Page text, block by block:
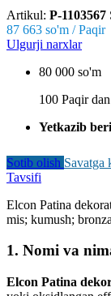
Artikul: P-1103567
87 663 so'm / Paqir
Ulgurji narxlar
80 000 so'm
100 Paqir dan
Yetkazib
Sotib olish Savatga
Tavsifi
Elcon Patina
mis; kumush;
1. Nomi va
Elcon Patina